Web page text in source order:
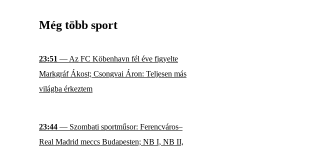
Még több sport
23:51 — Az FC Köbenhavn fél éve figyelte
Markgráf Ákost; Csongvai Áron: Teljesen más
világba érkeztem
23:44 — Szombati sportműsor: Ferencváros–
Real Madrid meccs Budapesten; NB I, NB II,